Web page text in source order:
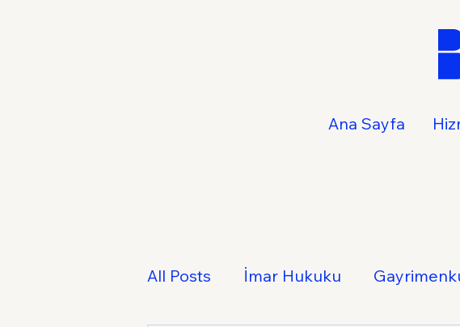
Ana Sayfa
All Posts İmar Hukuku